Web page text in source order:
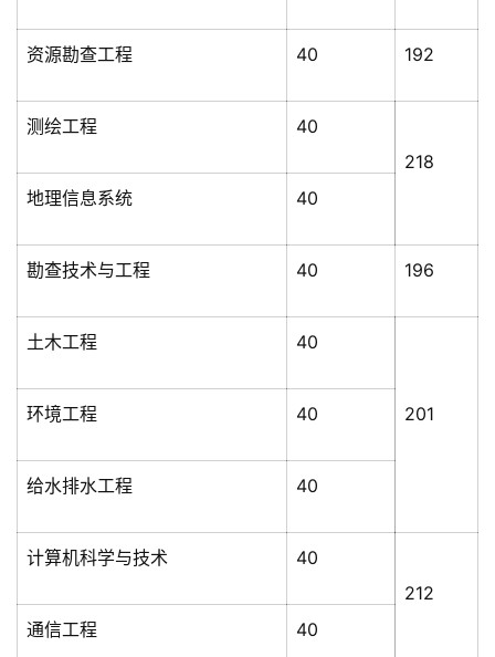
资源勘查工程 40 192
测绘工程
40
218
地理信息系统
40
勘查技术与工程 40 196
土木工程 40
201
环境工程 40
给水排水工程 40
计算机科学与技术
40
212
通信工程
40